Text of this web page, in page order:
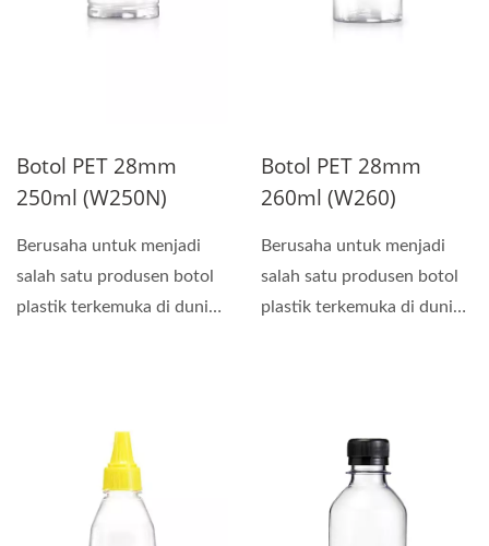
Botol PET 28mm
250ml (W250N)
Berusaha untuk menjadi
salah satu produsen botol
plastik terkemuka di dunia,
Botol PET 28mm
260ml (W260)
Berusaha untuk menjadi
salah satu produsen botol
plastik terkemuka di dunia,